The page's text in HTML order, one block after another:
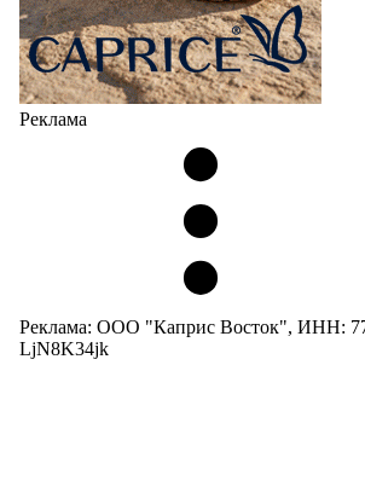
Реклама
Реклама: ООО "Каприс Восток", ИНН:
LjN8K34jk